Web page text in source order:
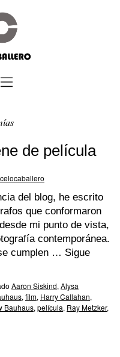
de película
del blog, he escrito
que conformaron
mi punto de vista,
contemporánea.
cumplen … Sigue
Aaron Siskind, Alysa
, film, Harry Callahan,
Bauhaus, película, Ray Metzker,